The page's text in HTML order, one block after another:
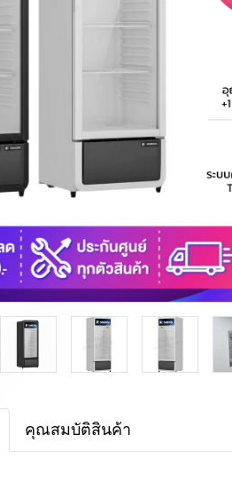
คุณสมบัติสินค้า